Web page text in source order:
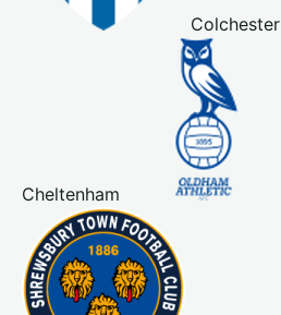
Colchester
Cheltenham